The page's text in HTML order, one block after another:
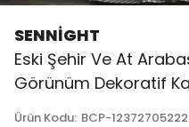
SENNİGHT
Eski Şehir Ve At
Görünüm Dekoratif
Ürün Kodu: BCP-